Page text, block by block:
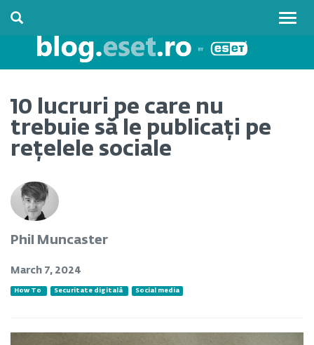
10 lucruri pe care nu
trebuie să le publicați pe
rețelele sociale
Phil Muncaster
March 7, 2024
How To Securitate digitală Social media